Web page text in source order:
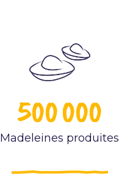
500 000
Madeleines produites